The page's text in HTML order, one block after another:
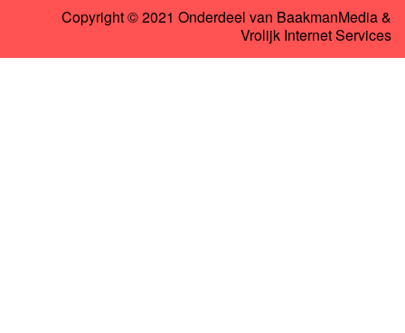
Copyright © 2021 Onderdeel van BaakmanMedia&
Vrolijk Internet Services